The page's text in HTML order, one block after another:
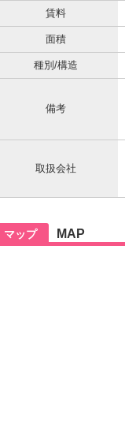
賃料
面積
種別/構造
備考
取扱会社
マップ MAP